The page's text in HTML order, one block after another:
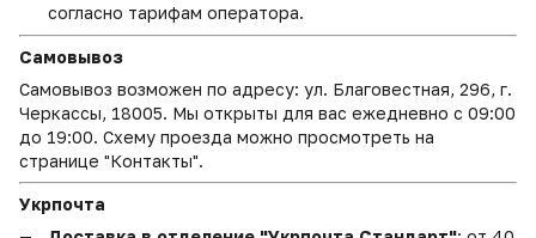
согласно тарифам оператора.
Самовывоз
Самовывоз возможен по адресу: ул. Благовестная, 296, г.
Черкассы, 18005. Мы открыты для вас ежедневно с 09:00
до 19:00. Схему проезда можно просмотреть на
странице "Контакты".
Укрпочта